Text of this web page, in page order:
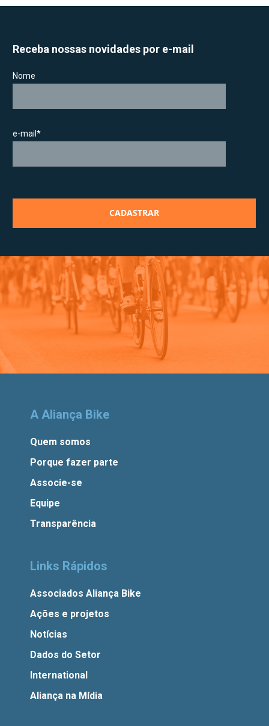
Receba nossas novidades por e-mail
Nome
e-mail*
A Aliança Bike
Quem somos
Porque fazer parte
Associe-se
Equipe
Transparência
Links Rápidos
Associados Aliança Bike
Ações e projetos
Notícias
Dados do Setor
International
Aliança na Mídia